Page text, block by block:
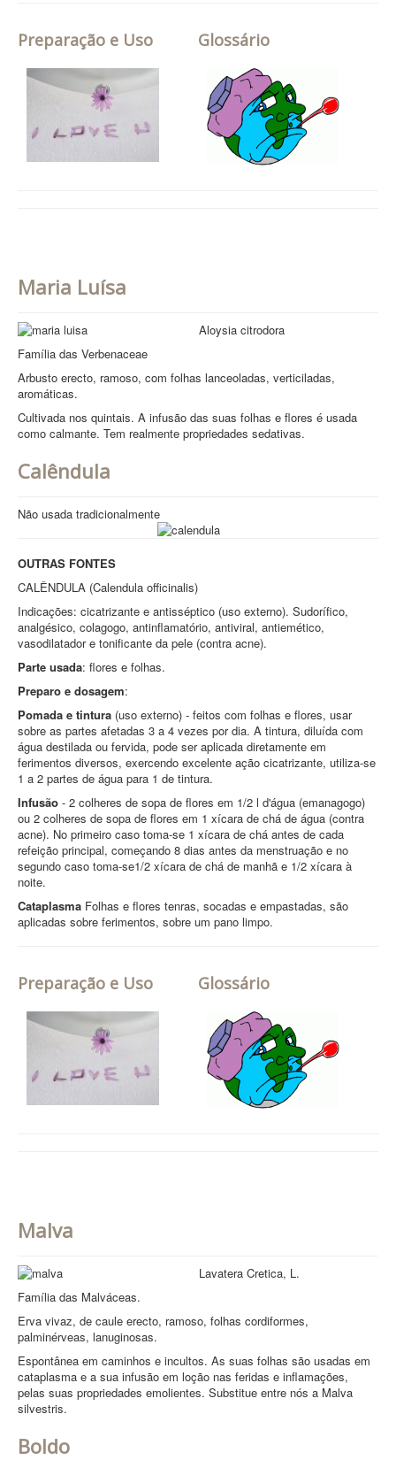
Preparação e Uso Glossário
Maria Luísa
Aloysia citrodora
Família das Verbenaceae
Arbusto erecto, ramoso, com folhas lanceoladas, verticiladas,
aromáticas.
Cultivada nos quintais. A infusão das suas folhas e flores é usada
como calmante. Tem realmente propriedades sedativas.
Calêndula
Não usada tradicionalmente
OUTRAS FONTES
CALÊNDULA (Calendula officinalis)
Indicações: cicatrizante e antisséptico (uso externo). Sudorífico,
analgésico, colagogo, antinflamatório, antiviral, antiemético,
vasodilatador e tonificante da pele (contra acne).
Parte usada: flores e folhas.
Preparo e dosagem:
Pomada e tintura (uso externo) - feitos com folhas e flores, usar
sobre as partes afetadas 3 a 4 vezes por dia. A tintura, diluída com
água destilada ou fervida, pode ser aplicada diretamente em
ferimentos diversos, exercendo excelente ação cicatrizante, utiliza-se
1 a 2 partes de água para 1 de tintura.
Infusão - 2 colheres de sopa de flores em 1/2 l d'água (emanagogo)
ou 2 colheres de sopa de flores em 1 xícara de chá de água (contra
acne). No primeiro caso toma-se 1 xícara de chá antes de cada
refeição principal, começando 8 dias antes da menstruação e no
segundo caso toma-se1/2 xícara de chá de manhã e 1/2 xícara à
noite.
Cataplasma Folhas e flores tenras, socadas e empastadas, são
aplicadas sobre ferimentos, sobre um pano limpo.
Preparação e Uso Glossário
Malva
Lavatera Cretica, L.
Família das Malváceas.
Erva vivaz, de caule erecto, ramoso, folhas cordiformes,
palminérveas, lanuginosas.
Espontânea em caminhos e incultos. As suas folhas são usadas em
cataplasma e a sua infusão em loção nas feridas e inflamações,
pelas suas propriedades emolientes. Substitue entre nós a Malva
silvestris.
Boldo